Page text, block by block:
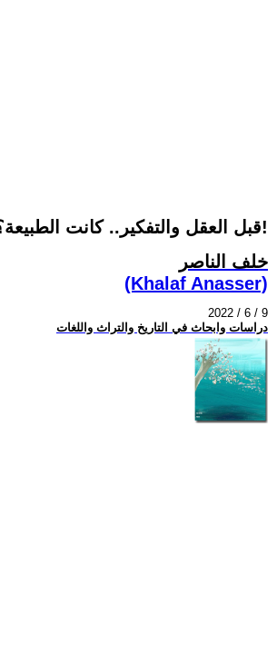
قبل العقل والتفكير.. كانت الطبيعة؟!
خلف الناصر
(Khalaf Anasser)
2022 / 6 / 9
دراسات وابحاث في التاريخ والتراث واللغات